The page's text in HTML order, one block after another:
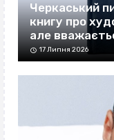
Черкаський
книгу про
але
17 Липня 2026